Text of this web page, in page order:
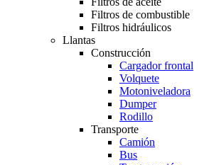
Filtros de combustible
Filtros hidráulicos
Llantas
Construcción
Cargador frontal
Volquete
Motoniveladora
Dumper
Rodillo
Transporte
Camión
Bus